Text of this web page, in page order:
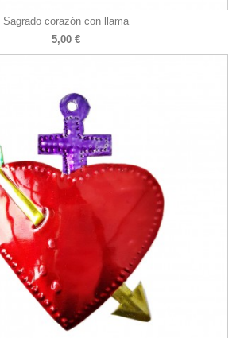
Sagrado corazón con llama
5,00 €